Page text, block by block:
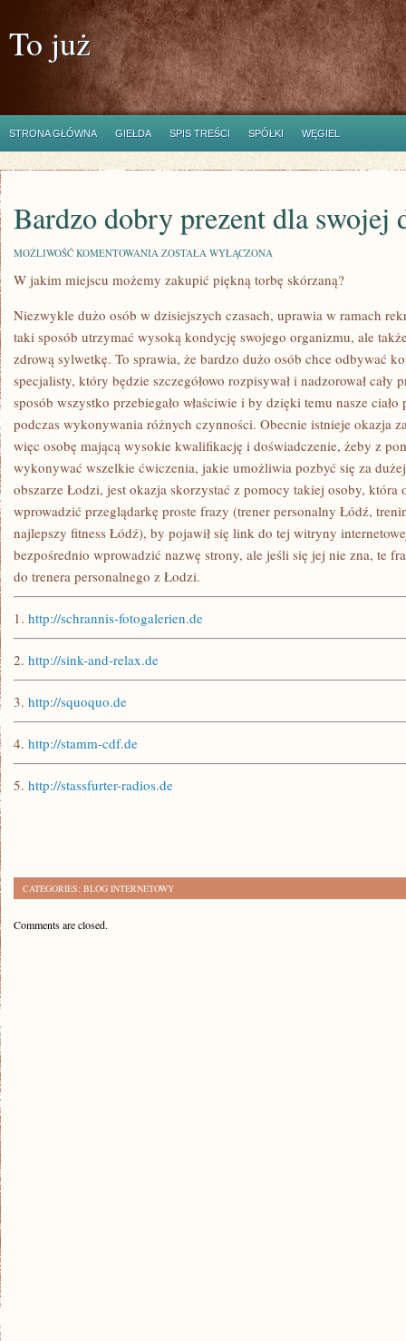
To już
STRONA GŁÓWNA GIEŁDA SPIS TREŚCI SPÓŁKI WĘGIEL
Bardzo dobry prezent dla swojej
MOŻLIWOŚĆ KOMENTOWANIA BARDZO
PREZENT
DZIEWCZYNY
ZOSTAŁA WYŁĄCZONA
W jakim miejscu możemy zakupić piękną torbę skórzaną?
Niezwykle dużo osób w dzisiejszych czasach, uprawia w ramach
taki sposób utrzymać wysoką kondycję swojego organizmu, ale
zdrową sylwetkę. To sprawia, że bardzo dużo osób chce odbywać
specjalisty, który będzie szczegółowo rozpisywał i nadzorował cały
sposób wszystko przebiegało właściwie i by dzięki temu nasze ciało
podczas wykonywania różnych czynności. Obecnie istnieje okazja
więc osobę mającą wysokie kwalifikację i doświadczenie, żeby z
wykonywać wszelkie ćwiczenia, jakie umożliwia pozbyć się za
obszarze Łodzi, jest okazja skorzystać z pomocy takiej osoby, która
wprowadzić przeglądarkę proste frazy (trener personalny Łódź,
najlepszy fitness Łódź), by pojawił się link do tej witryny
bezpośrednio wprowadzić nazwę strony, ale jeśli się jej nie zna, te
do trenera personalnego z Łodzi.
1. http://schrannis-fotogalerien.de
2. http://sink-and-relax.de
3. http://squoquo.de
4. http://stamm-cdf.de
5. http://stassfurter-radios.de
CATEGORIES: BLOG INTERNETOWY
Comments are closed.